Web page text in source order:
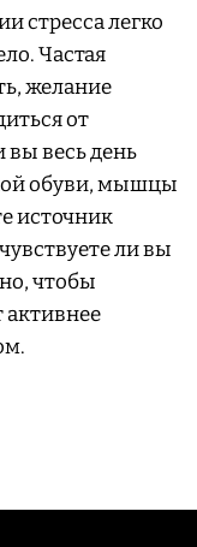
стресса легко
Частая
желание
от
вы весь день
обуви, мышцы
источник
ли вы
чтобы
активнее